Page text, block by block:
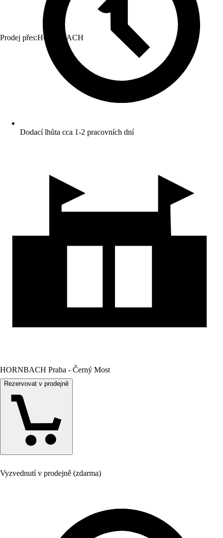
Prodej přes:HORNBACH
Dodací lhůta cca 1-2 pracovních dní
HORNBACH Praha - Černý Most
Rezervovat v prodejně
Vyzvednutí v prodejně (zdarma)